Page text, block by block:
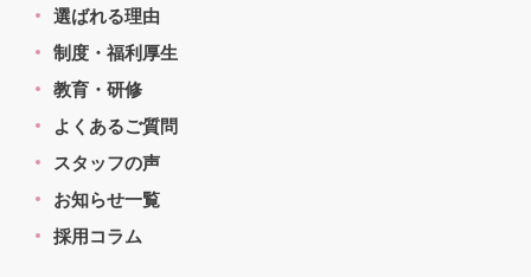
選ばれる理由
制度・福利厚生
教育・研修
よくあるご質問
スタッフの声
お知らせ一覧
採用コラム